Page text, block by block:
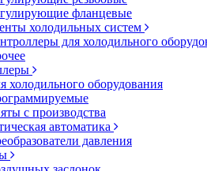
фланцевые
холодильных систем
для холодильного
холодильного оборудования
с производства
автоматика
давления